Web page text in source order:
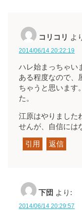
コリコリ よ
2014/06/14 20:22:19
ハレ始まっちゃい
ある程度なので、
ちゃうと思いま
た。
江原はやりました
せんが、自信には
引用 返信
下団 より:
2014/06/14 20:29:57